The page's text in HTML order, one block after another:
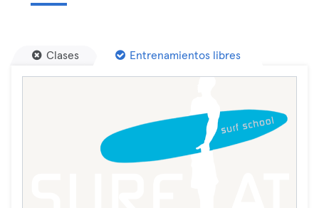
Clases Entrenamientos libres